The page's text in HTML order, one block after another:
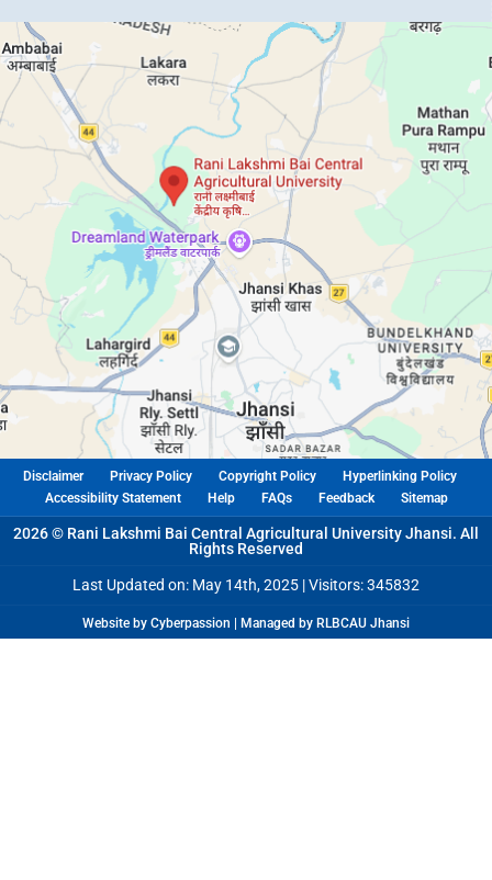
Disclaimer Privacy Policy Copyright Policy
Hyperlinking Policy
Accessibility Statement
Help FAQs Feedback Sitemap
2026 © Rani Lakshmi Bai Central Agricultural University Jhansi. All
Rights Reserved
Last Updated on: May 14th, 2025 |Visitors: 345832
Website by Cyberpassion | Managed by RLBCAU Jhansi